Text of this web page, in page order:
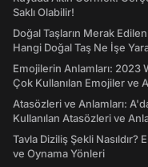
Saklı Olabilir!
Doğal Taşların Merak
Hangi Doğal Taş Ne İşe
Emojilerin Anlamları: 2023
Çok Kullanılan Emojiler ve
Atasözleri ve Anlamları:
Kullanılan Atasözleri ve
Tavla Diziliş Şekli Nasıldır?
ve Oynama Yönleri